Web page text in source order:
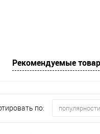
Рекомендуемые
по: популярности